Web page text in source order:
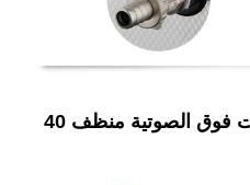
5. تأهيل الشركة بالموجات فوق الصوتية منظف 40